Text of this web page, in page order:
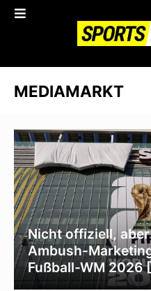
MEDIAMARKT
Nicht offiziell,
Ambush-
Fußball-WM 2026